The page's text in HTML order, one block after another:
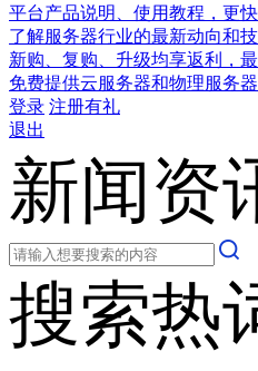
平台产品说明、使用教程，更
了解服务器行业的最新动向和
新购、复购、升级均享返利，
免费提供云服务器和物理服务
登录 注册有礼
退出
新闻资
搜索热